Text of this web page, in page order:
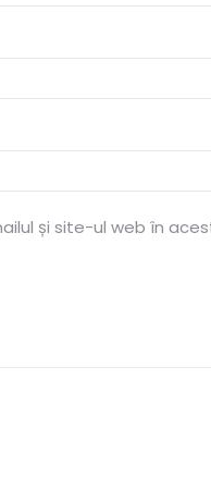
și site-ul web în